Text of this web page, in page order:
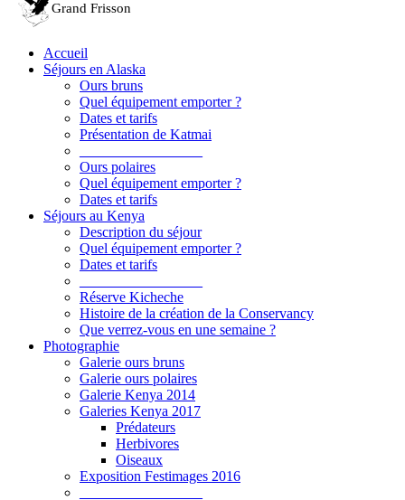
Accueil
Séjours en Alaska
Ours bruns
Quel équipement emporter ?
Dates et tarifs
Présentation de Katmai
Ours polaires
Quel équipement emporter ?
Dates et tarifs
Séjours au Kenya
Description du séjour
Quel équipement emporter ?
Dates et tarifs
Réserve Kicheche
Histoire de la création de la Conservancy
Que verrez-vous en une semaine ?
Photographie
Galerie ours bruns
Galerie ours polaires
Galerie Kenya 2014
Galeries Kenya 2017
Prédateurs
Herbivores
Oiseaux
Exposition Festimages 2016